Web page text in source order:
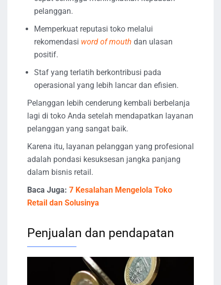
pelanggan.
Memperkuat reputasi toko melalui
rekomendasi word of mouth dan ulasan
positif.
Staf yang terlatih berkontribusi pada
operasional yang lebih lancar dan efisien.
Pelanggan lebih cenderung kembali berbelanja
lagi di toko Anda setelah mendapatkan layanan
pelanggan yang sangat baik.
Karena itu, layanan pelanggan yang profesional
adalah pondasi kesuksesan jangka panjang
dalam bisnis retail.
Baca Juga: 7 Kesalahan Mengelola Toko
Retail dan Solusinya
Penjualan dan pendapatan